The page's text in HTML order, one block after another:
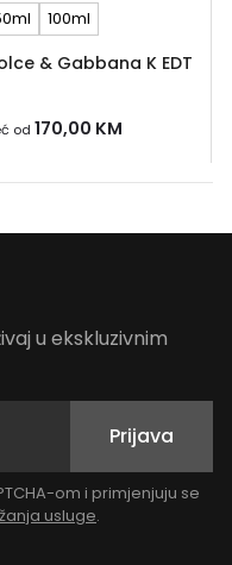
100ml
& Gabbana K EDT
od 170,00 KM
u ekskluzivnim
Prijava
om i primjenjuju se
usluge.